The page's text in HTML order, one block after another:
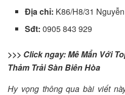
Địa chỉ: K86/H8/31
Sđt: 0905 843 929
>>> Click ngay: Mê Mẩn Với
Thảm Trải Sàn Biên Hòa
Hy vọng thông qua bài viết